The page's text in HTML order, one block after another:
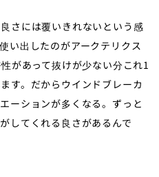
さには覆いきれないという感
い出したのがアークテリクス
があって抜けが少ない分これ1
す。だからウインドブレーカ
ーションが多くなる。ずっと
してくれる良さがあるんで